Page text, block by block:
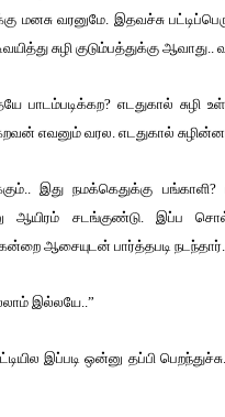
மனசு வரனுமே. இதவச்சு
சுழி குடும்பத்துக்கு
பாடம்படிக்கற? எடதுகால்
எவனும் வரல. எடதுகால்
இது நமக்கெதுக்கு
ஆயிரம் சடங்குண்டு. இப்ப
ஆசையுடன் பார்த்தபடி நடந்தார்.
இல்லயே..”
இப்படி ஒன்னு தப்பி